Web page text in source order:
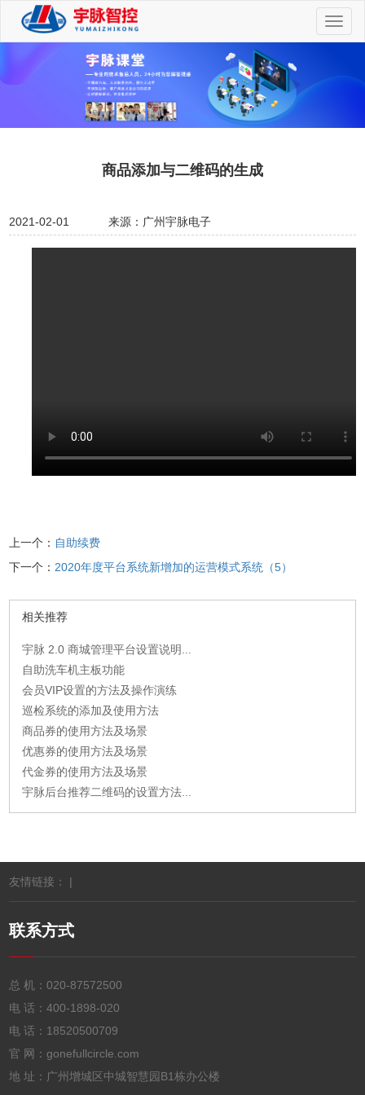
切
换
商品添加与二维码的生成
2021-02-01 来源：广州宇脉电子
上一个： 自助续费
下一个： 2020年度平台系统新增加的运营模式系统（5）
相关推荐
宇脉 2.0 商城管理平台设置说明...
自助洗车机主板功能
会员VIP设置的方法及操作演练
巡检系统的添加及使用方法
商品券的使用方法及场景
优惠券的使用方法及场景
代金券的使用方法及场景
宇脉后台推荐二维码的设置方法...
友情链接： |
联系方式
总 机：020-87572500
电 话：400-1898-020
电 话： 18520500709
官 网：gonefullcircle.com
地 址：广州增城区中城智慧园B1栋办公楼